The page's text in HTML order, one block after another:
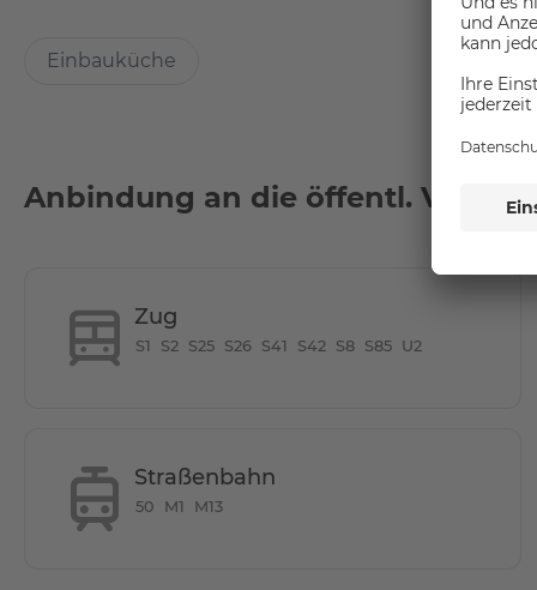
- Moderne Video-Gegensprechanlage
Der Ort bietet Ihnen eine große Auswahl an Cafés,
bieten. Für diejenigen, die eine ruhige und
den Falkplatz. Mit dem Mauerpark und anderen
gleichermaßen an.
Es gibt eine große Auswahl an Einkaufsmöglichkeiten
und ihre Familien begeistern.
Einbauküche
Anbindung an die öffentl.
Zug
S1 S2 S25 S26 S41 S42 S8 S85 U2
Straßenbahn
50 M1 M13